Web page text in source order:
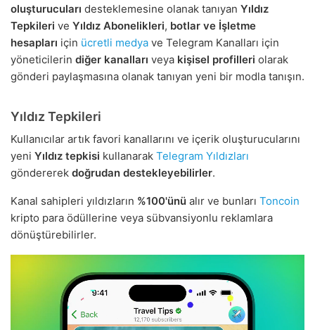
oluşturucuları desteklemesine olanak tanıyan Yıldız
Tepkileri ve Yıldız Abonelikleri, botlar ve İşletme
hesapları için ücretli medya ve Telegram Kanalları için
yöneticilerin diğer kanalları veya kişisel profilleri olarak
gönderi paylaşmasına olanak tanıyan yeni bir modla tanışın.
Yıldız Tepkileri
Kullanıcılar artık favori kanallarını ve içerik oluşturucularını
yeni Yıldız tepkisi kullanarak Telegram Yıldızları
göndererek doğrudan destekleyebilirler.
Kanal sahipleri yıldızların %100'ünü alır ve bunları Toncoin
kripto para ödüllerine veya sübvansiyonlu reklamlara
dönüştürebilirler.